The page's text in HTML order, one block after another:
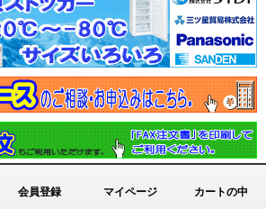
会員登録 マイページ カートの中